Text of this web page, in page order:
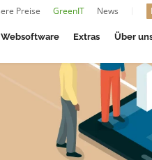
Preise GreenIT News
Websoftware Extras Über